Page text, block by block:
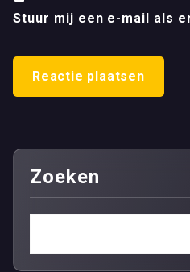
Stuur mij een e-mail als
Zoeken